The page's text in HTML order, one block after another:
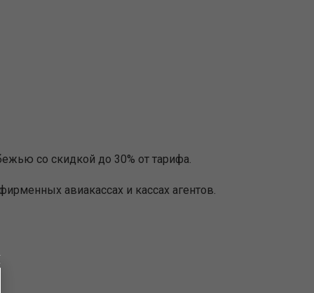
со скидкой до 30% от тарифа.
авиакассах и кассах агентов.